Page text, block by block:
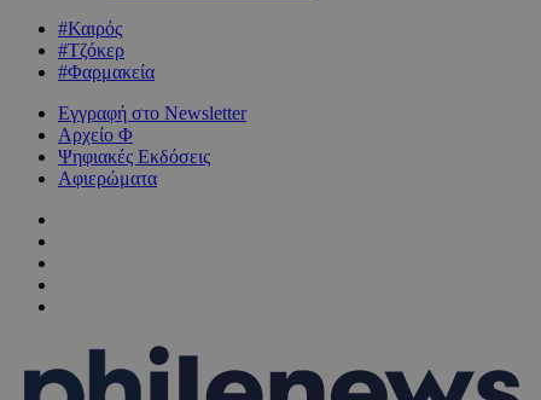
#Καιρός
#Τζόκερ
#Φαρμακεία
Εγγραφή στο Newsletter
Αρχείο Φ
Ψηφιακές Εκδόσεις
Αφιερώματα